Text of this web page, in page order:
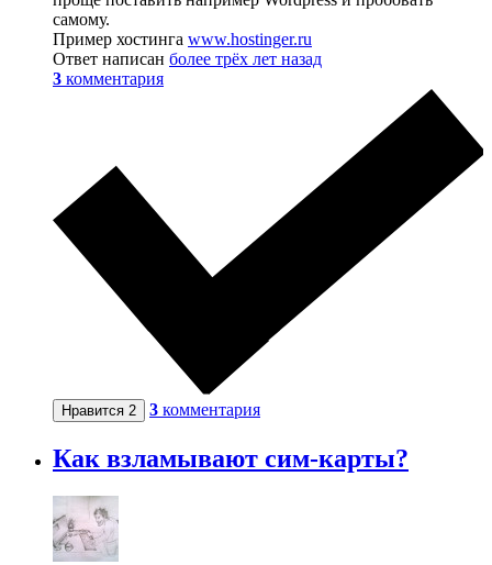
самому.
Пример хостинга www.hostinger.ru
Ответ написан более трёх лет назад
3 комментария
Нравится 2 3 комментария
Как взламывают сим-карты?